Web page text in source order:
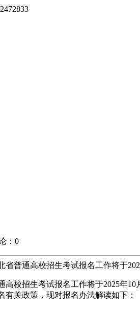
：0
普通高校招生考试报名工作将于
校招生考试报名工作将于2025年
关政策，现对报名办法解读如下：